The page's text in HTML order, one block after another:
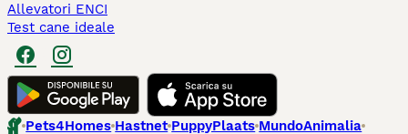
Allevatori ENCI
Test cane ideale
Pets4Homes Hastnet PuppyPlaats MundoAnimalia